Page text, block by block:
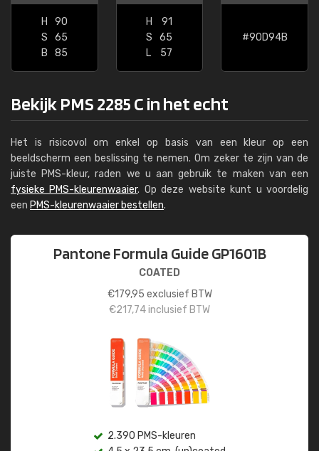
H
90
S
65
B
85
H
91
S
65
L
57
#90D94B
Bekijk PMS 2285 C in het echt
Het is risicovol om enkel op basis van een kleur op een
beeldscherm een beslissing te nemen. Om zeker te zijn van de
juiste PMS-kleur, raden we u aan gebruik te maken van een
fysieke PMS-kleurenwaaier. Op deze website kunt u voordelig
een PMS-kleurenwaaier bestellen.
Pantone Formula Guide GP1601B
COATED
€179,95 exclusief BTW
€217,74inclusief BTW
2.390 PMS-kleuren